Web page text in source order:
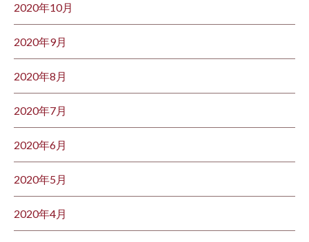
2020年10月
2020年9月
2020年8月
2020年7月
2020年6月
2020年5月
2020年4月